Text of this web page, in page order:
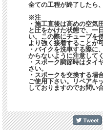
全ての工程が終了したら
※注
・施工直後は高めの空気
と圧をかけた状態で、一
い。この際にチューブを
より強く接着することが
・バイクを洗車する際に
からないように注意して
・スポーク調節時はタイ
さい。
・スポークを交換する場
ご使用下さい。リペアキ
しておりますのでお問い